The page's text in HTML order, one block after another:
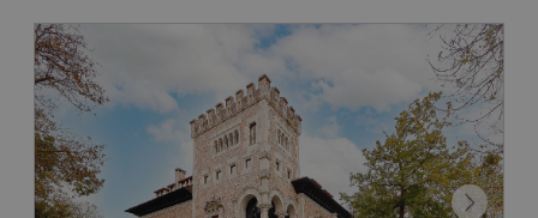
CONDICIONES ESPECIALES